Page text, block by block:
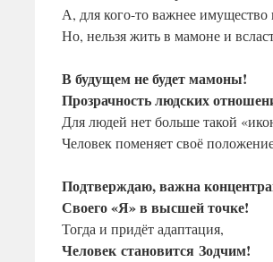
А, для кого-то важнее имущество
Но, нельзя жить в мамоне и
В будущем не будет мамоны!
Прозрачность людских
Для людей нет больше такой
Человек поменяет своё
Подтверждаю, важна
Своего «Я» в высшей точке!
Тогда и придёт адаптация,
Человек становится Зодчим!